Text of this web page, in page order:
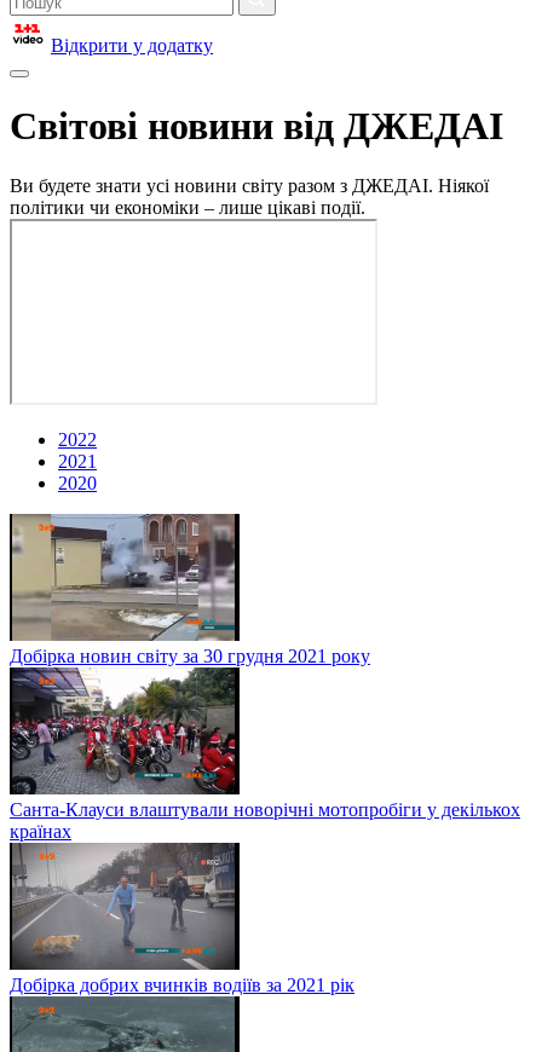
Відкрити у додатку
Світові новини від ДЖЕДАІ
Ви будете знати усі новини світу разом з ДЖЕДАІ. Ніякої
політики чи економіки – лише цікаві події.
2022
2021
2020
Добірка новин світу за 30 грудня 2021 року
Санта-Клауси влаштували новорічні мотопробіги у декількох
країнах
Добірка добрих вчинків водіїв за 2021 рік